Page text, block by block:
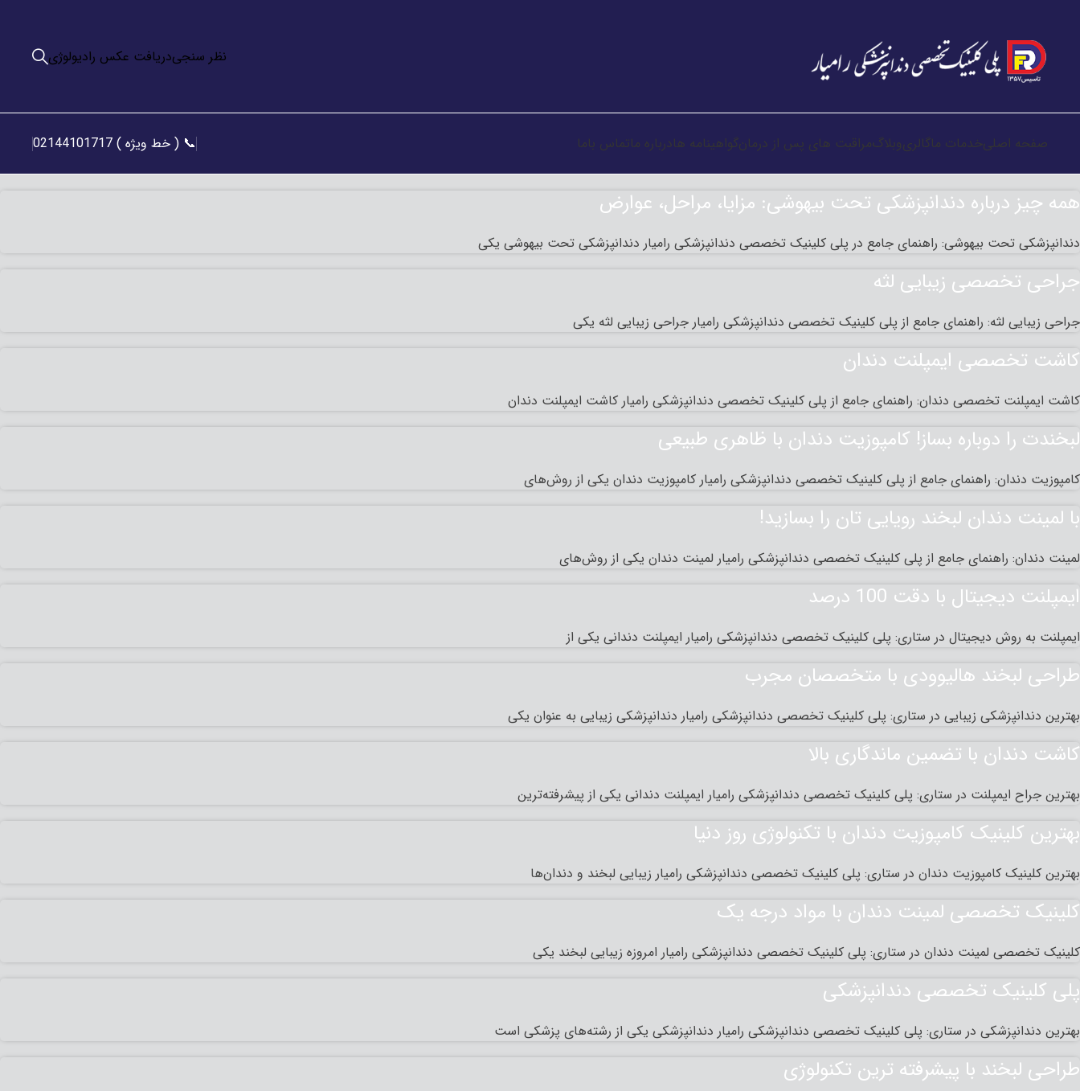
نظر سنجیدریافت عکس رادیولوژی
صفحه اصلیخدمات ماگالریوبلاگمراقبت های پس از درمانگواهینامه هادرباره ماتماس باما 📞 ( خط ویژه ) 02144101717
همه چیز درباره دندانپزشکی تحت بیهوشی: مزایا، مراحل، عوارض
دندانپزشکی تحت بیهوشی: راهنمای جامع در پلی کلینیک تخصصی دندانپزشکی رامیار دندانپزشکی تحت بیهوشی یکی
جراحی تخصصی زیبایی لثه
جراحی زیبایی لثه: راهنمای جامع از پلی کلینیک تخصصی دندانپزشکی رامیار جراحی زیبایی لثه یکی
کاشت تخصصی ایمپلنت دندان
کاشت ایمپلنت تخصصی دندان: راهنمای جامع از پلی کلینیک تخصصی دندانپزشکی رامیار کاشت ایمپلنت دندان
لبخندت را دوباره بساز! کامپوزیت دندان با ظاهری طبیعی
کامپوزیت دندان: راهنمای جامع از پلی کلینیک تخصصی دندانپزشکی رامیار کامپوزیت دندان یکی از روش‌های
با لمینت دندان لبخند رویایی‌ تان را بسازید!
لمینت دندان: راهنمای جامع از پلی کلینیک تخصصی دندانپزشکی رامیار لمینت دندان یکی از روش‌های
ایمپلنت دیجیتال با دقت 100 درصد
ایمپلنت به روش دیجیتال در ستاری: پلی کلینیک تخصصی دندانپزشکی رامیار ایمپلنت دندانی یکی از
طراحی لبخند هالیوودی با متخصصان مجرب
بهترین دندانپزشکی زیبایی در ستاری: پلی کلینیک تخصصی دندانپزشکی رامیار دندانپزشکی زیبایی به عنوان یکی
کاشت دندان با تضمین ماندگاری بالا
بهترین جراح ایمپلنت در ستاری: پلی کلینیک تخصصی دندانپزشکی رامیار ایمپلنت دندانی یکی از پیشرفته‌ترین
بهترین کلینیک کامپوزیت دندان با تکنولوژی روز دنیا
بهترین کلینیک کامپوزیت دندان در ستاری: پلی کلینیک تخصصی دندانپزشکی رامیار زیبایی لبخند و دندان‌ها
کلینیک تخصصی لمینت دندان با مواد درجه یک
کلینیک تخصصی لمینت دندان در ستاری: پلی کلینیک تخصصی دندانپزشکی رامیار امروزه زیبایی لبخند یکی
پلی کلينیک تخصصی دندانپزشکی
بهترین دندانپزشکی در ستاری: پلی کلینیک تخصصی دندانپزشکی رامیار دندانپزشکی یکی از رشته‌های پزشکی است
طراحی لبخند با پیشرفته‌ ترین تکنولوژی